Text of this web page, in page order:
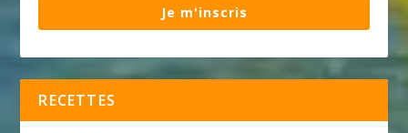
Je m'inscris
RECETTES